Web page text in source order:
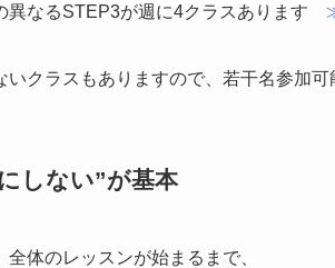
異なるSTEP3が週に4クラスあります
いクラスもありますので、若干名参加可
しない”が基本
体のレッスンが始まるまで、